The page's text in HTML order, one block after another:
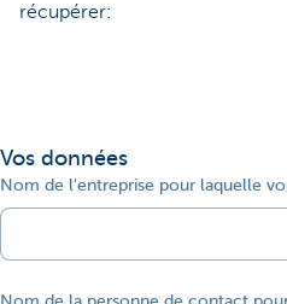
récupérer:
Vos données
Nom de l'entreprise pour laquelle